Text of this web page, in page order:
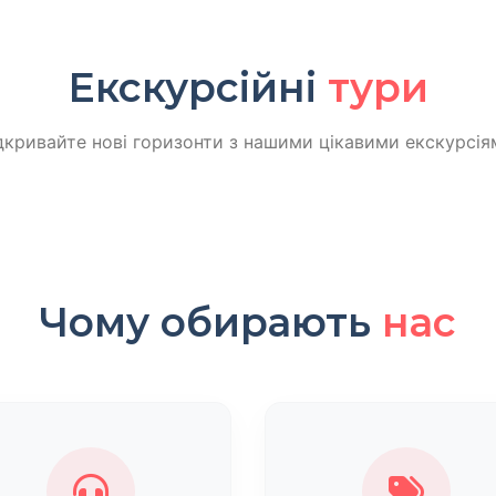
Екскурсійні тури
нові горизонти з нашими цікавими
Чому обирають нас